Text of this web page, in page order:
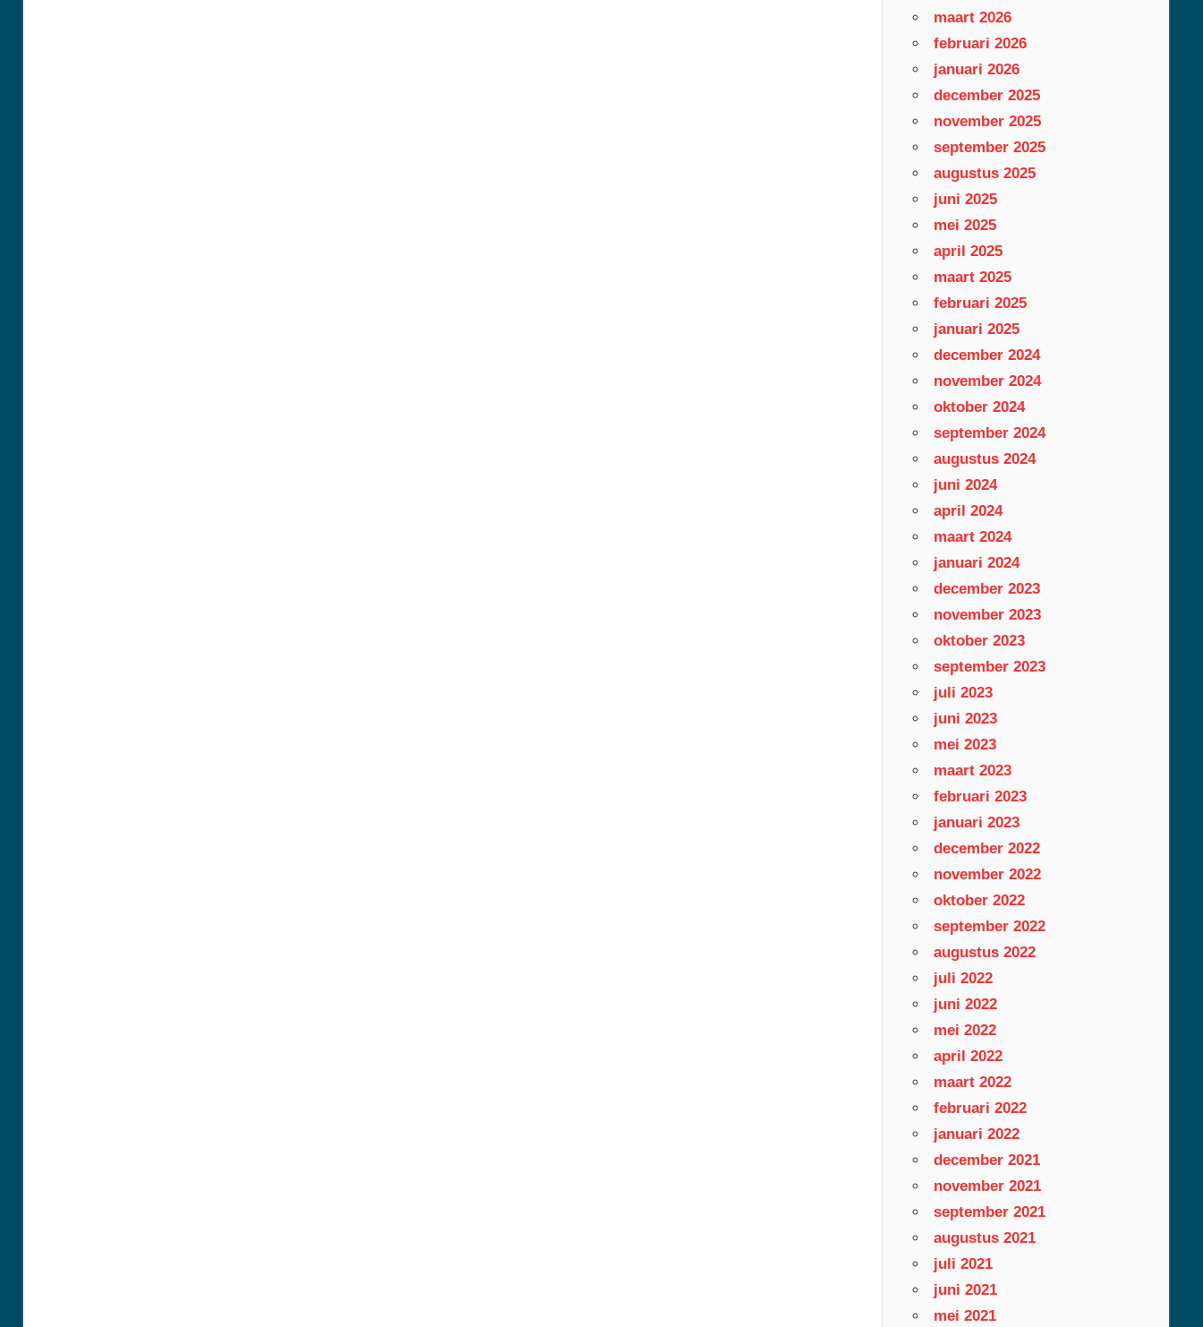
maart 2026
februari 2026
januari 2026
december 2025
november 2025
september 2025
augustus 2025
juni 2025
mei 2025
april 2025
maart 2025
februari 2025
januari 2025
december 2024
november 2024
oktober 2024
september 2024
augustus 2024
juni 2024
april 2024
maart 2024
januari 2024
december 2023
november 2023
oktober 2023
september 2023
juli 2023
juni 2023
mei 2023
maart 2023
februari 2023
januari 2023
december 2022
november 2022
oktober 2022
september 2022
augustus 2022
juli 2022
juni 2022
mei 2022
april 2022
maart 2022
februari 2022
januari 2022
december 2021
november 2021
september 2021
augustus 2021
juli 2021
juni 2021
mei 2021